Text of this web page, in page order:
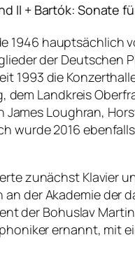
II + Bartók: Sonate
1946 hauptsächlich
der Deutschen
1993 die
Landkreis
James Loughran,
wurde 2016
zunächst Klavier
der Akademie der
der Bohuslav
ernannt, mit